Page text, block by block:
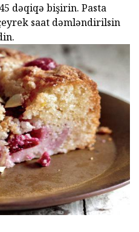
dəqiqə bişirin. Pasta
saat dəmləndirilsin